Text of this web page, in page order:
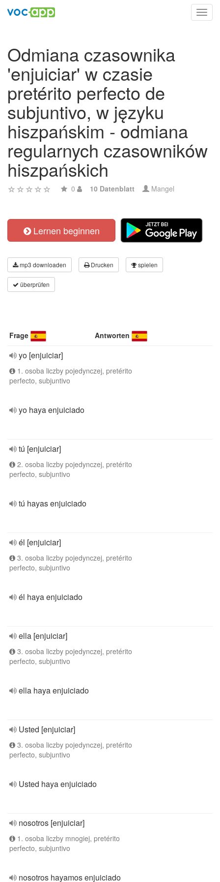
Odmiana czasownika
'enjuiciar' w czasie
pretérito perfecto de
subjuntivo, w języku
hiszpańskim - odmiana
regularnych czasowników
hiszpańskich
0 10 Datenblatt Mangel
Lernen beginnen
mp3 downloaden Drucken spielen
überprüfen
Frage Antworten
yo [enjuiciar]
1. osoba liczby pojedynczej, pretérito
perfecto, subjuntivo
yo haya enjuiciado
tú [enjuiciar]
2. osoba liczby pojedynczej, pretérito
perfecto, subjuntivo
tú hayas enjuiciado
él [enjuiciar]
3. osoba liczby pojedynczej, pretérito
perfecto, subjuntivo
él haya enjuiciado
ella [enjuiciar]
3. osoba liczby pojedynczej, pretérito
perfecto, subjuntivo
ella haya enjuiciado
Usted [enjuiciar]
3. osoba liczby pojedynczej, pretérito
perfecto, subjuntivo
Usted haya enjuiciado
nosotros [enjuiciar]
1. osoba liczby mnogiej, pretérito
perfecto, subjuntivo
nosotros hayamos enjuiciado